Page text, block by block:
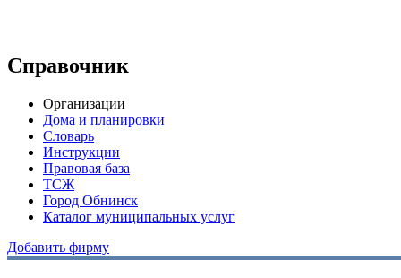
Справочник
Организации
Дома и планировки
Словарь
Инструкции
Правовая база
ТСЖ
Город Обнинск
Каталог муниципальных услуг
Добавить фирму